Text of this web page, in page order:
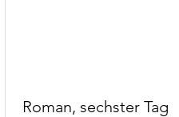
Roman, sechster Tag